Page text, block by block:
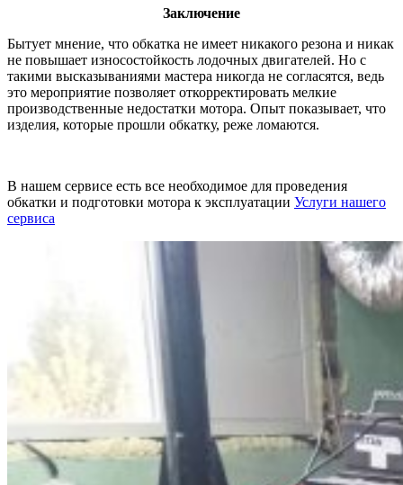
Заключение
Бытует мнение, что обкатка не имеет никакого резона и никак
не повышает износостойкость лодочных двигателей. Но с
такими высказываниями мастера никогда не согласятся, ведь
это мероприятие позволяет откорректировать мелкие
производственные недостатки мотора. Опыт показывает, что
изделия, которые прошли обкатку, реже ломаются.
В нашем сервисе есть все необходимое для проведения
обкатки и подготовки мотора к эксплуатации Услуги нашего
сервиса